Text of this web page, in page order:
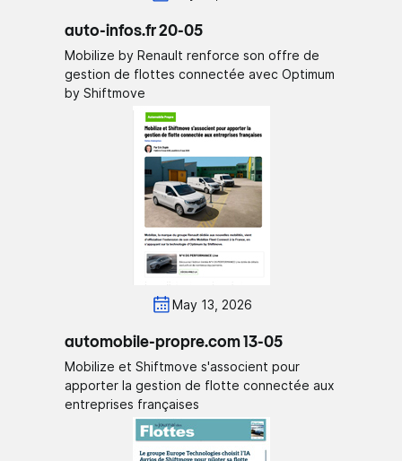
auto-infos.fr 20-05
Mobilize by Renault renforce son offre de
gestion de flottes connectée avec Optimum
by Shiftmove
May 13, 2026
automobile-propre.com 13-05
Mobilize et Shiftmove s'associent pour
apporter la gestion de flotte connectée aux
entreprises françaises